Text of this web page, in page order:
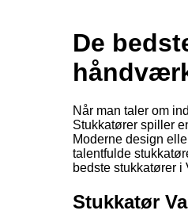
De
Når man taler om
Stukkatører spiller
Moderne design
talentfulde
bedste stukkatører i
Stukkatør